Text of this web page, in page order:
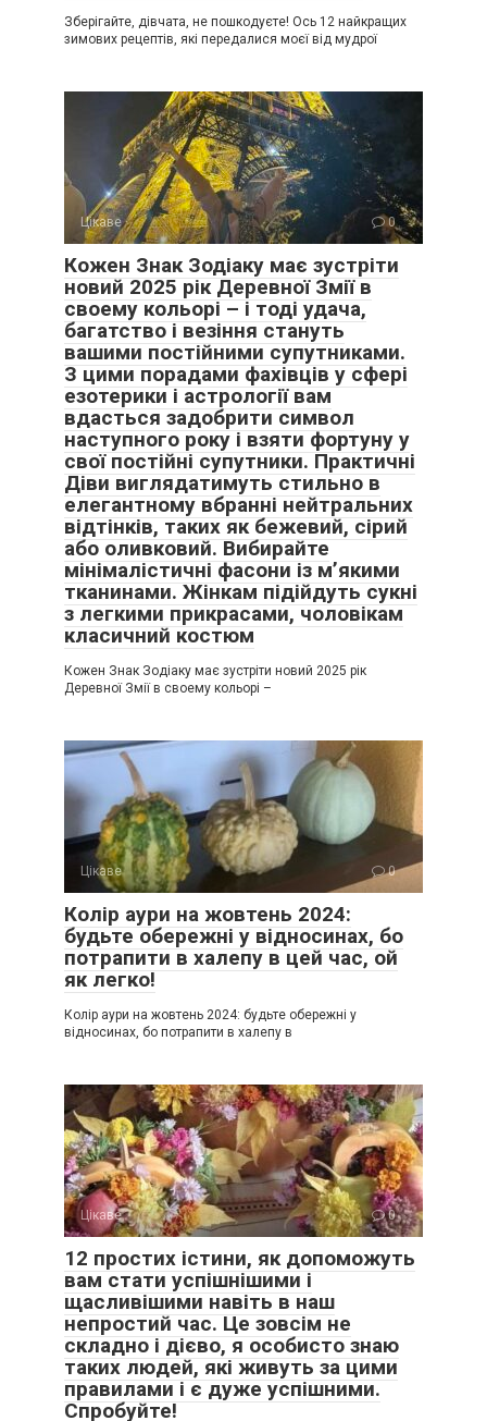
Зберігайте, дівчата, не пошкодуєте! Ось 12 найкращих
зимових рецептів, які передалися моєї від мудрої
Цікаве 0
Кожен Знак Зодіаку має зустріти
новий 2025 рік Деревної Змії в
своему кольорі – і тоді удача,
багатство і везіння стануть
вашими постійними супутниками.
З цими порадами фахівців у сфері
езотерики і астрології вам
вдасться задобрити символ
наступного року і взяти фортуну у
свої постійні супутники. Практичні
Діви виглядатимуть стильно в
елегантному вбранні нейтральних
відтінків, таких як бежевий, сірий
або оливковий. Вибирайте
мінімалістичні фасони із м’якими
тканинами. Жінкам підійдуть сукні
з легкими прикрасами, чоловікам
класичний костюм
Кожен Знак Зодіаку має зустріти новий 2025 рік
Деревної Змії в своему кольорі –
Цікаве 0
Колір аури на жовтень 2024:
будьте обережні у відносинах, бо
потрапити в халепу в цей час, ой
як легко!
Колір аури на жовтень 2024: будьте обережні у
відносинах, бо потрапити в халепу в
Цікаве 0
12 простих істини, як допоможуть
вам стати успішнішими і
щасливішими навіть в наш
непростий час. Це зовсім не
складно і дієво, я особисто знаю
таких людей, які живуть за цими
правилами і є дуже успішними.
Спробуйте!